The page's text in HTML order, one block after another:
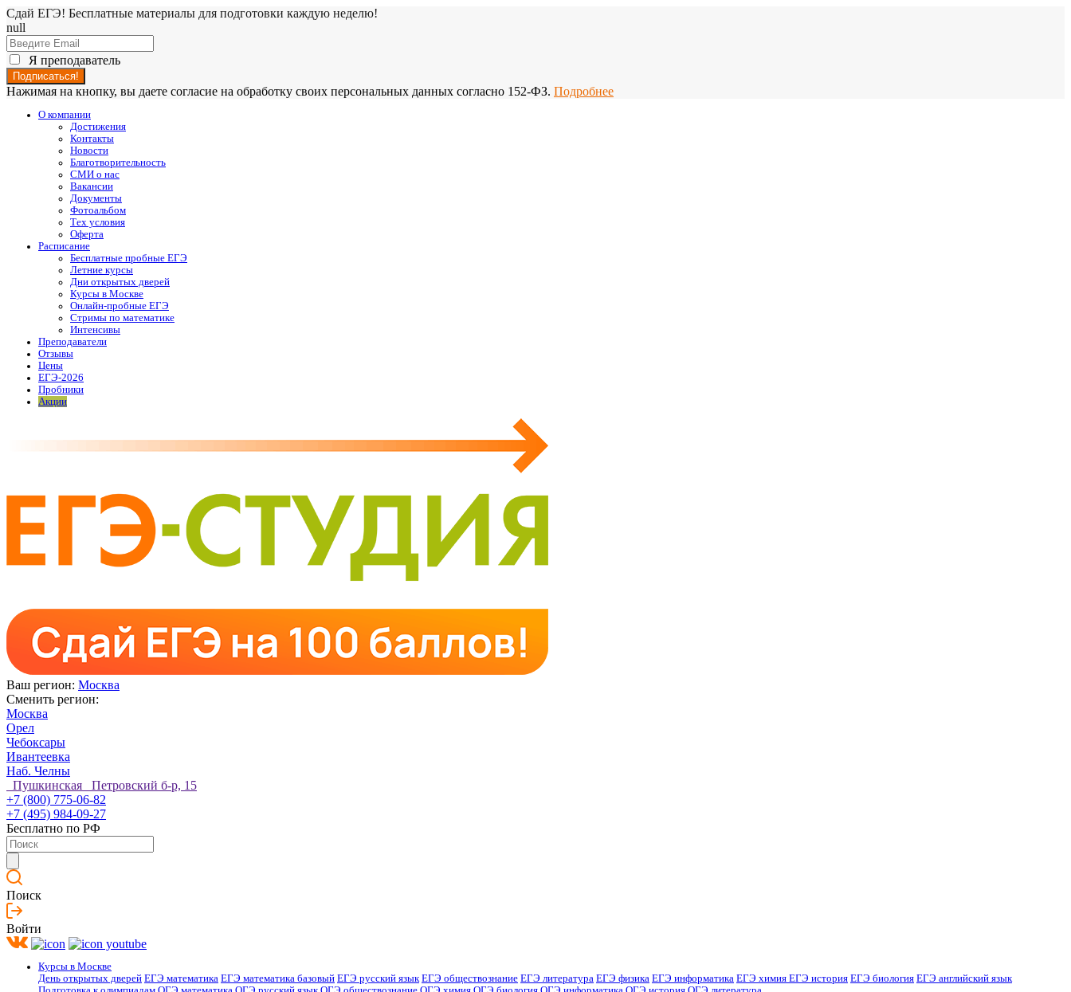
Сдай ЕГЭ! Бесплатные материалы для подготовки каждую неделю!
null
Я преподаватель
Нажимая на кнопку, вы даете согласие на обработку своих персональных данных согласно 152-ФЗ. Подробнее
О компании
Достижения
Контакты
Новости
Благотворительность
СМИ о нас
Вакансии
Документы
Фотоальбом
Тех условия
Оферта
Расписание
Бесплатные пробные ЕГЭ
Летние курсы
Дни открытых дверей
Курсы в Москве
Онлайн-пробные ЕГЭ
Стримы по математике
Интенсивы
Преподаватели
Отзывы
Цены
ЕГЭ-2026
Пробники
Акции
Ваш регион: Москва
Сменить регион:
Москва
Орел
Чебоксары
Ивантеевка
Наб. Челны
Пушкинская Петровский б-р, 15
+7 (800) 775-06-82
+7 (495) 984-09-27
Бесплатно по РФ
Поиск
Войти
Курсы в Москве
День открытых дверей ЕГЭ математика ЕГЭ математика базовый ЕГЭ русский язык ЕГЭ обществознание ЕГЭ литература ЕГЭ физика ЕГЭ информатика ЕГЭ химия ЕГЭ история ЕГЭ биология ЕГЭ английский язык